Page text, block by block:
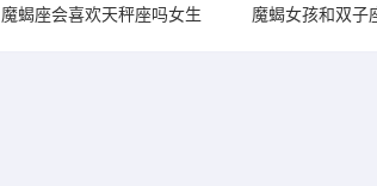
魔蝎座会喜欢天秤座吗女生 魔蝎女孩和双子